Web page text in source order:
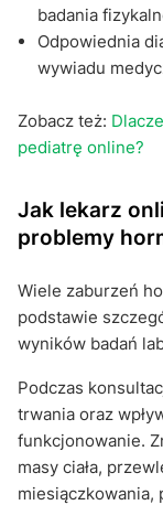
badania
Odpowiednia
wywiadu
Zobacz też:
pediatrę online?
Jak lekarz
problemy
Wiele zaburzeń
podstawie
wyników badań
Podczas
trwania oraz
funkcjonowanie.
masy ciała,
miesiączkowania,